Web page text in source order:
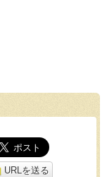
URLを送る